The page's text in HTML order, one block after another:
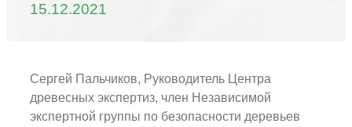
15.12.2021
Сергей Пальчиков, Руководитель Центра
древесных экспертиз, член Независимой
экспертной группы по безопасности деревьев